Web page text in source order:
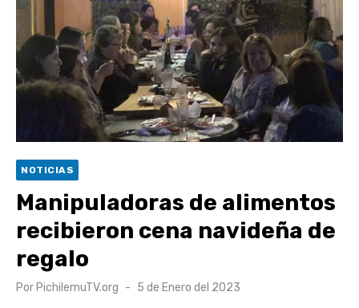
escuela comunitaria
Cóctel de Sábado: Emprendimiento y floricultura con María
Lina Fermandois y Luis Polanco
Seis comunas de O’Higgins inician la construcción
participativa del Plan Local de Restauración del Secano
Costero Nilahue
segunda clasificatoria
Retrospectiva 2026 | Capítulo 03: lessons on flight – Cecilia
Araneda
NOTICIAS
Manipuladoras de alimentos
recibieron cena navideña de
regalo
Por PichilemuTV.org
Publicado
5 de Enero del 2023